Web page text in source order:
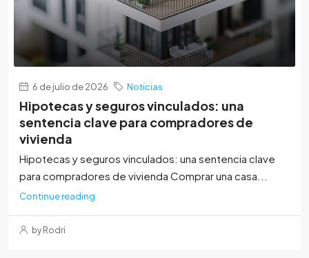
6 de julio de 2026 Noticias
Hipotecas y seguros vinculados: una
sentencia clave para compradores de
vivienda
Hipotecas y seguros vinculados: una sentencia clave
para compradores de vivienda Comprar una casa...
Continue reading
by Rodri